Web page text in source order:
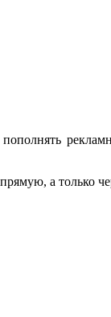
а только